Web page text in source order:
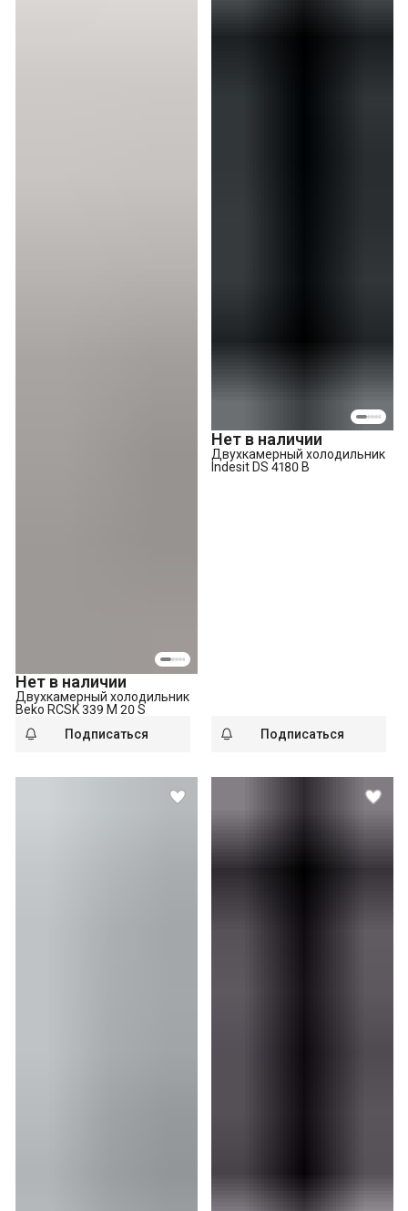
Нет в наличии
Двухкамерный холодильник
Beko RCSK 339 M 20 S
Подписаться
Нет в наличии
Двухкамерный холодильник
Indesit DS 4180 B
Подписаться